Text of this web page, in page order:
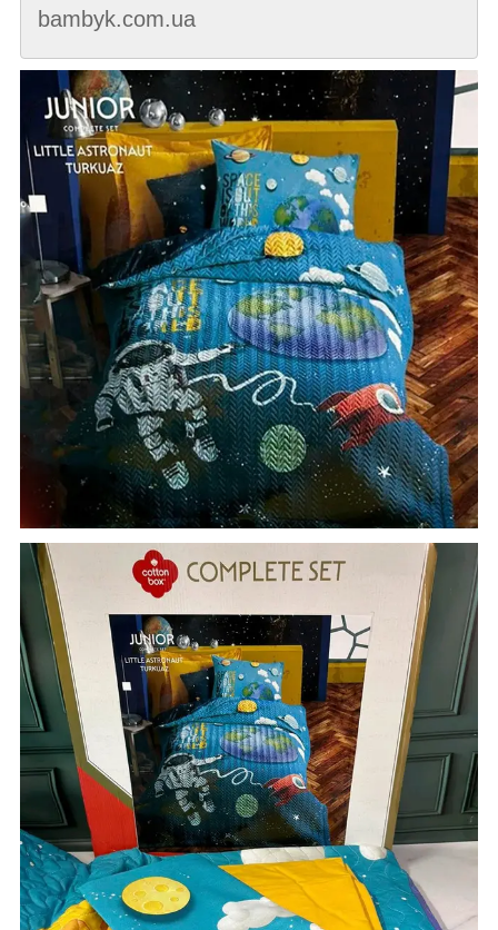
bambyk.com.ua